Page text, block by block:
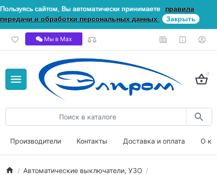
Пользуясь сайтом, Вы автоматически принимаете
правила
передачи и обработки персональных данных
Закрыть
Мы в Мах
0
Производители Контакты Доставка и оплата О
Автоматические выключатели, УЗО